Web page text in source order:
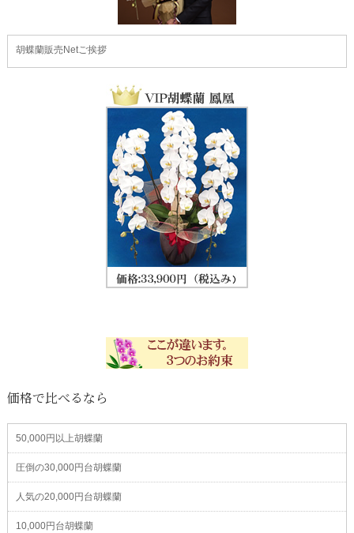
胡蝶蘭販売Netご挨拶
価格で比べるなら
50,000円以上胡蝶蘭
圧倒の30,000円台胡蝶蘭
人気の20,000円台胡蝶蘭
10,000円台胡蝶蘭